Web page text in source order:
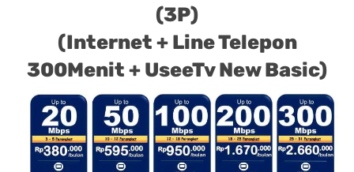
(3P)
(Internet + Line Telepon
300Menit + UseeTv New Basic)